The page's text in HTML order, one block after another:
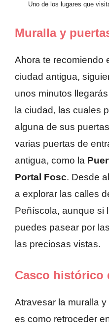
Uno de los lugares que
Muralla y
Ahora te recomiendo
ciudad antigua,
unos minutos
la ciudad, las cuales
alguna de sus
varias puertas de
antigua, como la
Portal Fosc. Desde
a explorar las calles
Peñíscola, aunque si
puedes pasear por
las preciosas vistas.
Casco histórico
Atravesar la muralla
es como retroceder